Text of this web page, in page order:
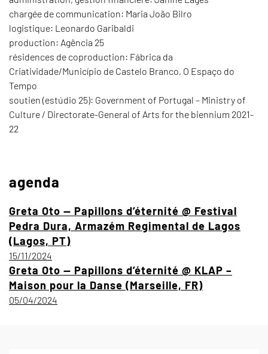
chargée de communication: Maria João Bilro
logistique: Leonardo Garibaldi
production: Agência 25
résidences de coproduction: Fábrica da
Criatividade/Município de Castelo Branco, O Espaço do
Tempo
soutien (estúdio 25): Government of Portugal – Ministry of
Culture / Directorate-General of Arts for the biennium 2021-
22
agenda
Greta Oto — Papillons d’éternité @ Festival
Pedra Dura, Armazém Regimental de Lagos
(Lagos, PT)
15/11/2024
Greta Oto — Papillons d’éternité @ KLAP –
Maison pour la Danse (Marseille, FR)
05/04/2024